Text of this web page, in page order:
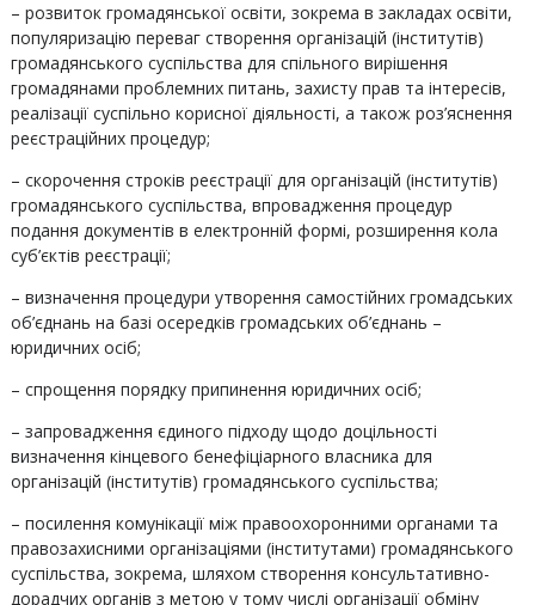
– розвиток громадянської освіти, зокрема в закладах освіти,
популяризацію переваг створення організацій (інститутів)
громадянського суспільства для спільного вирішення
громадянами проблемних питань, захисту прав та інтересів,
реалізації суспільно корисної діяльності, а також роз’яснення
реєстраційних процедур;
– скорочення строків реєстрації для організацій (інститутів)
громадянського суспільства, впровадження процедур
подання документів в електронній формі, розширення кола
суб’єктів реєстрації;
– визначення процедури утворення самостійних громадських
об’єднань на базі осередків громадських об’єднань –
юридичних осіб;
– спрощення порядку припинення юридичних осіб;
– запровадження єдиного підходу щодо доцільності
визначення кінцевого бенефіціарного власника для
організацій (інститутів) громадянського суспільства;
– посилення комунікації між правоохоронними органами та
правозахисними організаціями (інститутами) громадянського
суспільства, зокрема, шляхом створення консультативно-
дорадчих органів з метою у тому числі організації обміну